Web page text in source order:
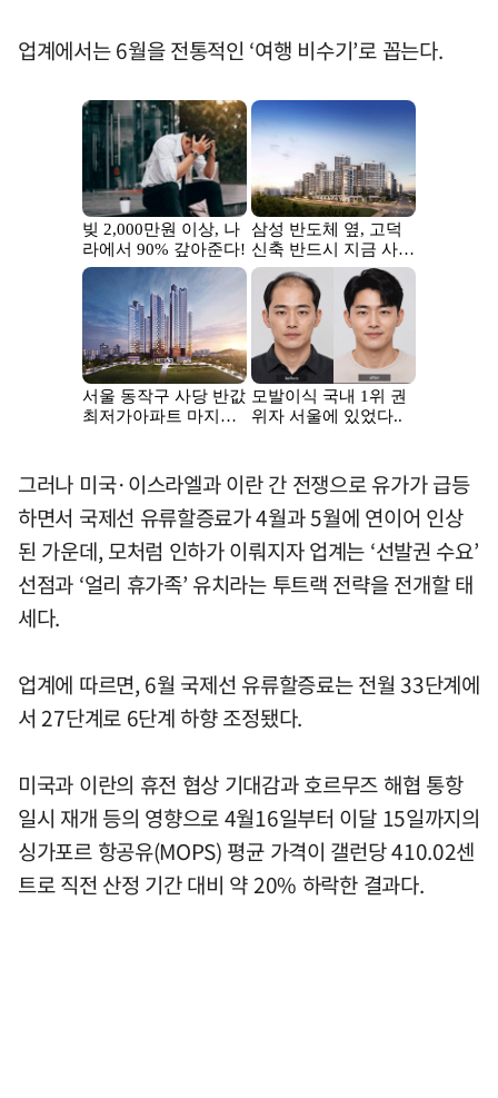
업계에서는 6월을 전통적인 ‘여행 비수기’로 꼽는다.
그러나 미국·이스라엘과 이란 간 전쟁으로 유가가 급등
하면서 국제선 유류할증료가 4월과 5월에 연이어 인상
된 가운데, 모처럼 인하가 이뤄지자 업계는 ‘선발권 수요’
선점과 ‘얼리 휴가족’ 유치라는 투트랙 전략을 전개할 태
세다.
업계에 따르면, 6월 국제선 유류할증료는 전월 33단계에
서 27단계로 6단계 하향 조정됐다.
미국과 이란의 휴전 협상 기대감과 호르무즈 해협 통항
일시 재개 등의 영향으로 4월16일부터 이달 15일까지의
싱가포르 항공유(MOPS) 평균 가격이 갤런당 410.02센
트로 직전 산정 기간 대비 약 20% 하락한 결과다.